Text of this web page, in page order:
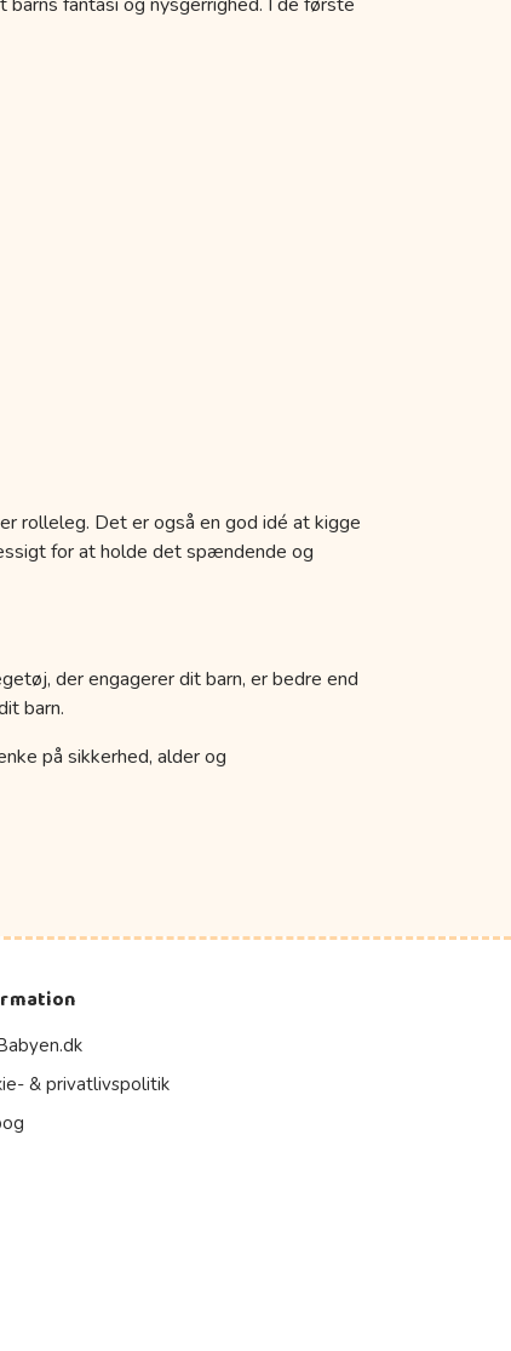
rolleleg. Det er også en god idé at kigge
for at holde det spændende og
der engagerer dit barn, er bedre end
barn.
på sikkerhed, alder og
& privatlivspolitik